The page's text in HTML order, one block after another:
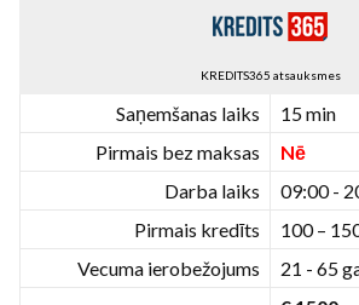
KREDITS365 atsauksmes
Saņemšanas laiks
15 min
Pirmais bez maksas
Nē
Darba laiks
09:00 -
Pirmais kredīts
100 –
Vecuma ierobežojums
21 - 65